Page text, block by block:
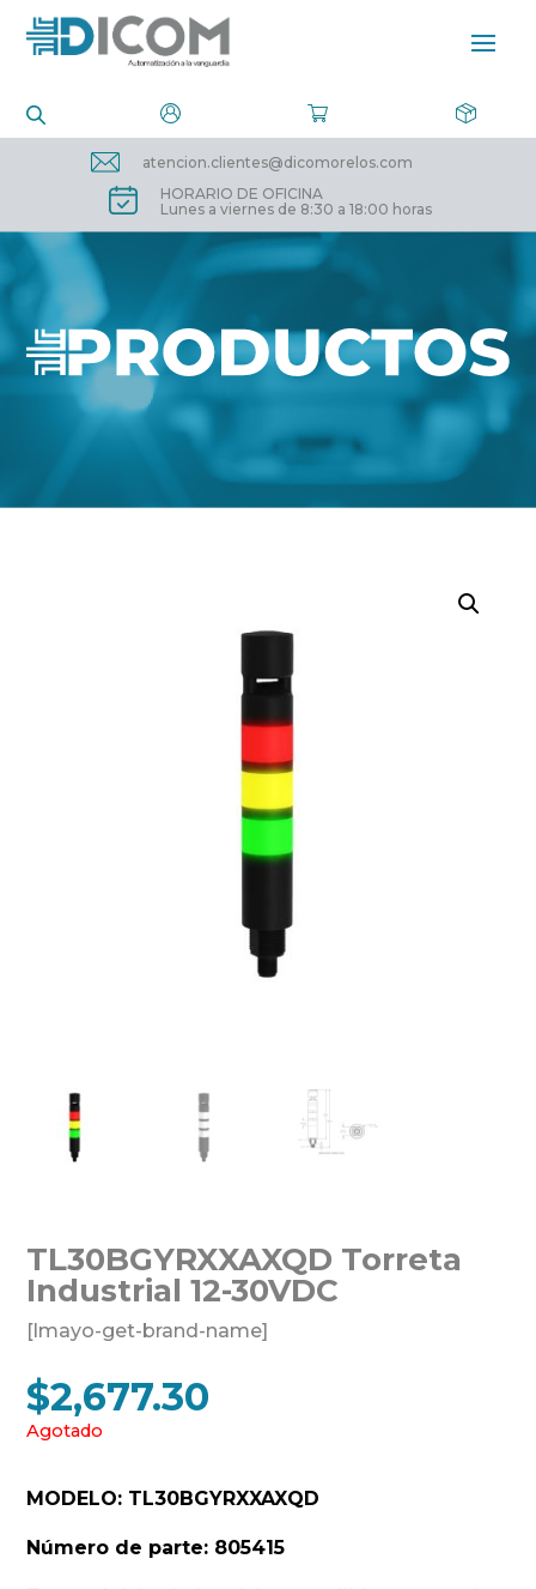
atencion.clientes@dicomorelos.com
HORARIO DE OFICINA
Lunes a viernes de 8:30 a 18:00 horas
TL30BGYRXXAXQD Torreta
Industrial 12-30VDC
[lmayo-get-brand-name]
$2,677.30
Agotado
MODELO: TL30BGYRXXAXQD
Número de parte: 805415